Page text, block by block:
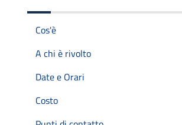
Cos'è
A chi è rivolto
Date e Orari
Costo